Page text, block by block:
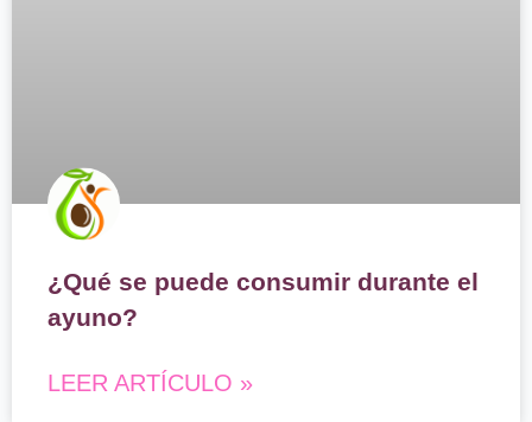
¿Qué se puede consumir durante el
ayuno?
LEER ARTÍCULO »